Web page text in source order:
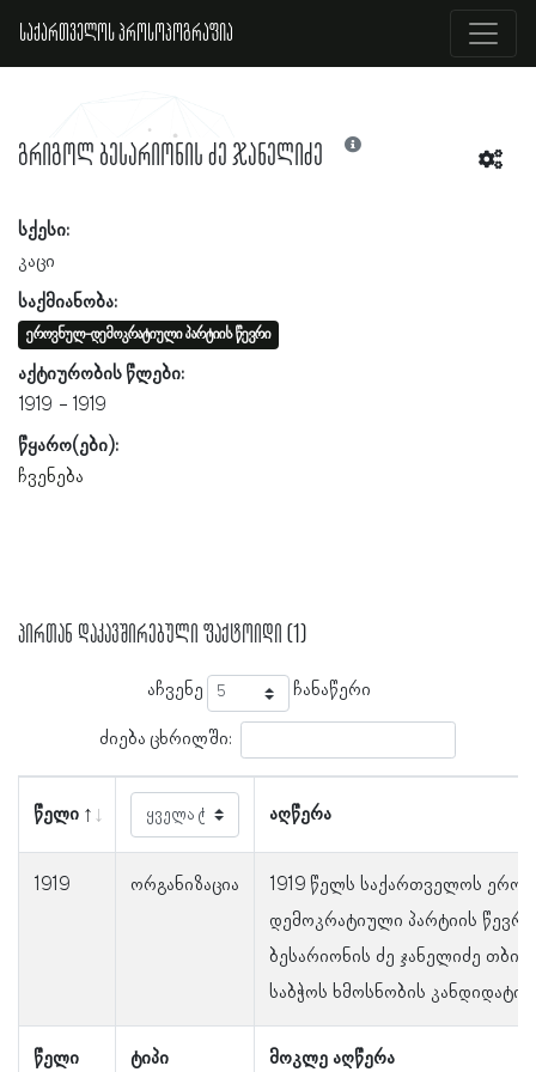
საქართველოს პროსოპოგრაფია
გრიგოლ ბესარიონის ძე ჯანელიძე
სქესი:
კაცი
საქმიანობა:
ეროვნულ-დემოკრატიული პარტიის წევრი
აქტიურობის წლები:
1919
1919
წყარო(ები):
ჩვენება
პირთან დაკავშირებული ფაქტოიდი (1)
აჩვენე ჩანაწერი
ძიება ცხრილში:
წელი აღწერა
წელი ტიპი მოკლე აღწერა
1919 ორგანიზაცია
1919 წელს საქართველოს
დემოკრატიული პარტიის
ბესარიონის ძე ჯანელიძე
საბჭოს ხმოსნობის კანდიდატი